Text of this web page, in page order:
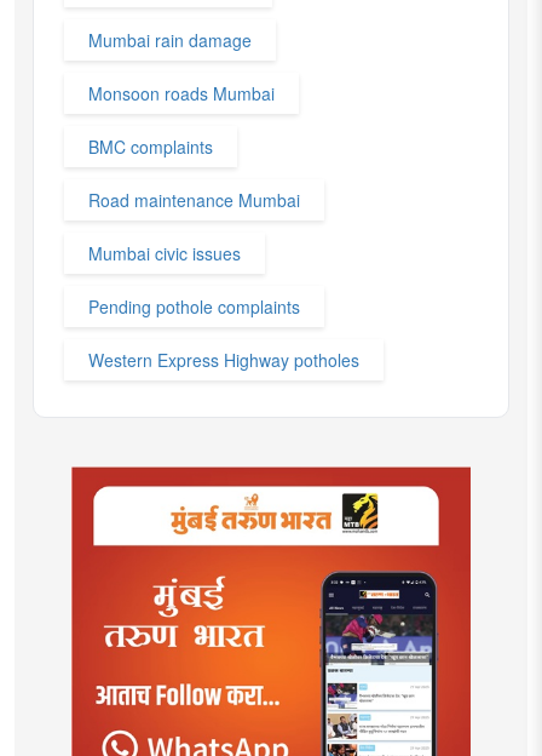
Mumbai rain damage
Monsoon roads Mumbai
BMC complaints
Road maintenance Mumbai
Mumbai civic issues
Pending pothole complaints
Western Express Highway potholes